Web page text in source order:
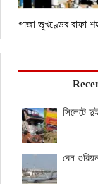
গাজা ভূখণ্ডের রাফা
সিলেটে
বেন